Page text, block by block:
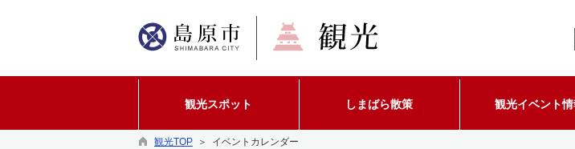
観光スポット しまばら散策 観光イベント情
観光TOP ＞ イベントカレンダー